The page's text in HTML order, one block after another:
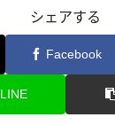
シェアする
Facebook
LINE